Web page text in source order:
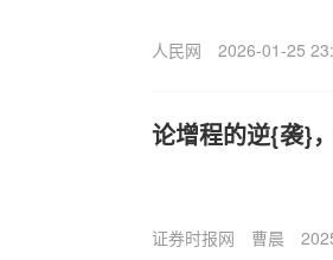
人民网 2026-01-25
论增程的逆{袭}
证券时报网 曹晨